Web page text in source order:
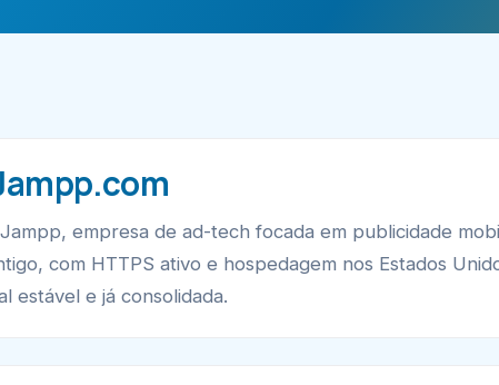
empresa de ad-tech focada em publicidade
com HTTPS ativo e hospedagem nos Estados
estável e já consolidada.